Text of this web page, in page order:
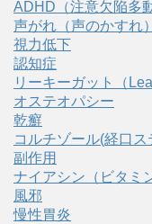
ADHD（注意欠陥多
声がれ（声のかすれ）
視力低下
認知症
リーキーガット（
オステオパシー
乾癬
コルチゾール(経口
副作用
ナイアシン（ビタミ
風邪
慢性胃炎